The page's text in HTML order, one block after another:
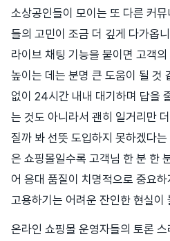
소상공인들이 모이는 또 다른 커
들의 고민이 조금 더 깊게 다가옵
라이브 채팅 기능을 붙이면 고객
높이는 데는 분명 큰 도움이 될 것
없이 24시간 내내 대기하며 답을
는 것도 아니라서 괜히 일거리만
질까 봐 선뜻 도입하지 못하겠다
은 쇼핑몰일수록 고객님 한 분 한
어 응대 품질이 치명적으로 중요
고용하기는 어려운 잔인한 현실이
온라인 쇼핑몰 운영자들의 토론